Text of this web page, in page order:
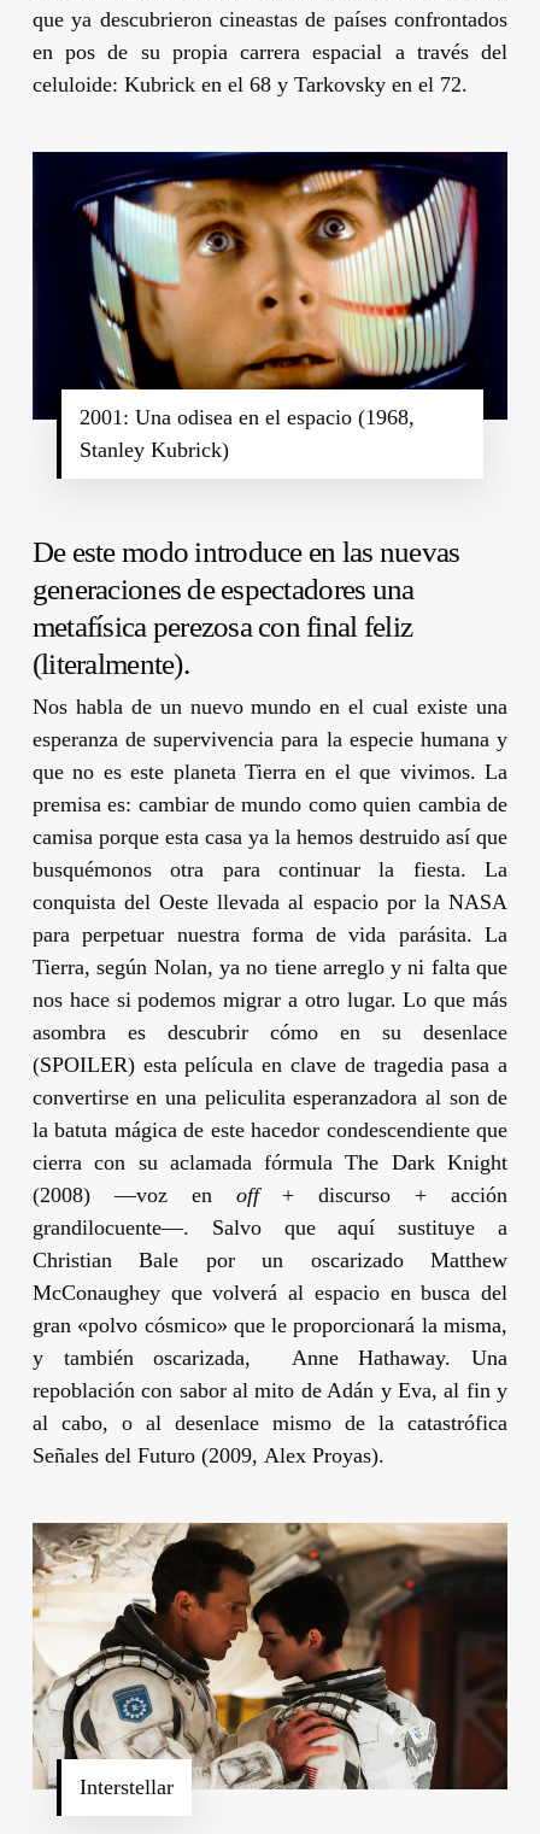
que ya descubrieron cineastas de países confrontados
en pos de su propia carrera espacial a través del
celuloide: Kubricken el 68 y Tarkovskyen el 72.
2001: Una odisea en el espacio (1968,
Stanley Kubrick)
De este modo introduce en las nuevas
generaciones de espectadores una
metafísica perezosa con final feliz
(literalmente).
Nos habla de un nuevo mundo en el cual existe una
esperanza de supervivencia para la especie humana y
que no es este planeta Tierra en el que vivimos. La
premisa es: cambiar de mundo como quien cambia de
camisa porque esta casa ya la hemos destruido así que
busquémonos otra para continuar la fiesta. La
conquista del Oeste llevada al espacio por la NASA
para perpetuar nuestra forma de vida parásita. La
Tierra, según Nolan, ya no tiene arreglo y ni falta que
nos hace si podemos migrar a otro lugar. Lo que más
asombra es descubrir cómo en su desenlace
(SPOILER) esta película en clave de tragedia pasa a
convertirse en una peliculita esperanzadora al son de
la batuta mágica de este hacedor condescendiente que
cierra con su aclamada fórmulaThe Dark Knight
(2008) —voz en off+ discurso + acción
grandilocuente—. Salvo que aquí sustituye a
Christian Bale por un oscarizadoMatthew
McConaugheyque volverá al espacio en busca del
gran «polvo cósmico» que le proporcionará la misma,
y también oscarizada, Anne Hathaway.Una
repoblación con sabor al mito de Adán y Eva, al fin y
al cabo, o al desenlace mismo de la catastrófica
Señales del Futuro(2009, Alex Proyas).
Interstellar